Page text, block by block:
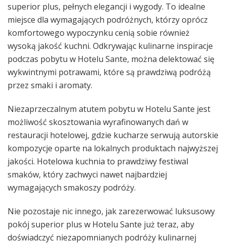
superior plus, pełnych elegancji i wygody. To idealne
miejsce dla wymagających podróżnych, którzy oprócz
komfortowego wypoczynku cenią sobie również
wysoką jakość kuchni. Odkrywając kulinarne inspiracje
podczas pobytu w Hotelu Sante, można delektować się
wykwintnymi potrawami, które są prawdziwą podróżą
przez smaki i aromaty.
Niezaprzeczalnym atutem pobytu w Hotelu Sante jest
możliwość skosztowania wyrafinowanych dań w
restauracji hotelowej, gdzie kucharze serwują autorskie
kompozycje oparte na lokalnych produktach najwyższej
jakości. Hotelowa kuchnia to prawdziwy festiwal
smaków, który zachwyci nawet najbardziej
wymagających smakoszy podróży.
Nie pozostaje nic innego, jak zarezerwować luksusowy
pokój superior plus w Hotelu Sante już teraz, aby
doświadczyć niezapomnianych podróży kulinarnej